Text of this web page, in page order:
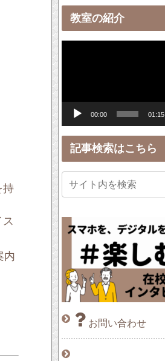
持
内
ヤ
ー教室の紹介
レ
ヤ
ー
00:00 01:15
記事検索はこちら
お問い合わせ